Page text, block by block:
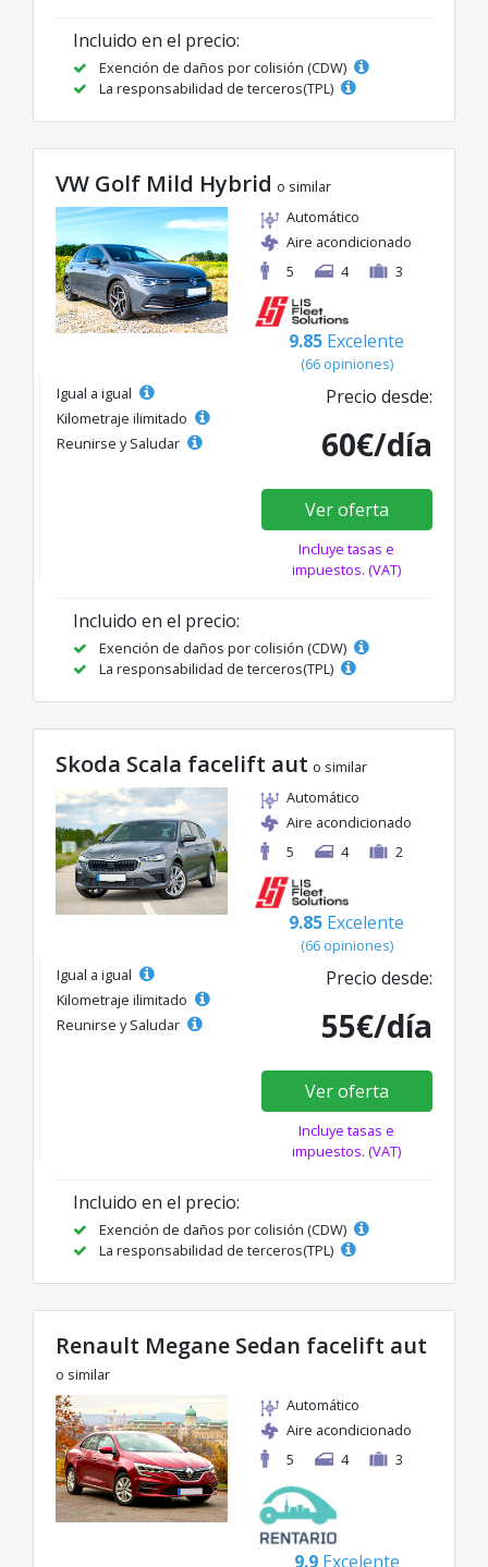
Incluido en el precio:
Exención de daños por colisión (CDW)
La responsabilidad de terceros(TPL)
VW Golf Mild Hybrid o similar
Automático
Aire acondicionado
5
4 3
9.85 Excelente
(66 opiniones)
Igual a igual
Kilometraje ilimitado
Reunirse y Saludar
Precio desde:
60€/día
Ver oferta
Incluye tasas e
impuestos. (VAT)
Incluido en el precio:
Exención de daños por colisión (CDW)
La responsabilidad de terceros(TPL)
Skoda Scala facelift aut o similar
Automático
Aire acondicionado
5
4 2
9.85 Excelente
(66 opiniones)
Igual a igual
Kilometraje ilimitado
Reunirse y Saludar
Precio desde:
55€/día
Ver oferta
Incluye tasas e
impuestos. (VAT)
Incluido en el precio:
Exención de daños por colisión (CDW)
La responsabilidad de terceros(TPL)
Renault Megane Sedan facelift aut
o similar
Automático
Aire acondicionado
5
4 3
9.9 Excelente